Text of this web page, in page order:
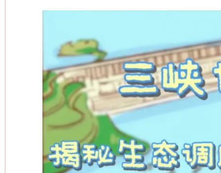
在谋一域中谋全局
今